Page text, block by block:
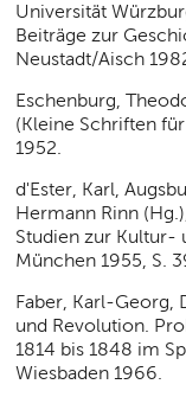
Universität
Beiträge zur
Neustadt/Aisch
Eschenburg,
(Kleine Schriften
1952.
d'Ester, Karl,
Hermann Rinn
Studien zur Kultur-
München 1955, S.
Faber, Karl-Georg,
und Revolution.
1814 bis 1848 im
Wiesbaden 1966.